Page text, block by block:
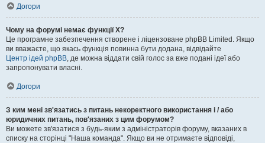
Догори
Чому на форумі немає функції X?
Це програмне забезпечення створене і ліцензоване phpBB Limited. Якщо
ви вважаєте, що якась функція повинна бути додана, відвідайте
Центр ідей phpBB, де можна віддати свій голос за вже подані ідеї або
запропонувати власні.
Догори
З ким мені зв'язатись з питань некоректного використання і / або
юридичних питань, пов'язаних з цим форумом?
Ви можете зв'язатися з будь-яким з адміністраторів форуму, вказаних в
списку на сторінці "Наша команда". Якщо ви не отримаєте відповіді,